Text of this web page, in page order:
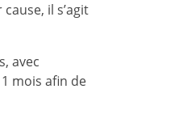
il s’agit
avec
mois afin de